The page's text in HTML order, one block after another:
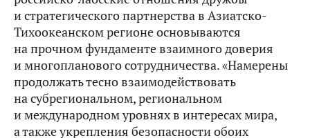
и стратегического партнерства в Азиатско-
Тихоокеанском регионе основываются
на прочном фундаменте взаимного доверия
и многопланового сотрудничества. «Намерены
продолжать тесно взаимодействовать
на субрегиональном, региональном
и международном уровнях в интересах мира,
а также укрепления безопасности обоих